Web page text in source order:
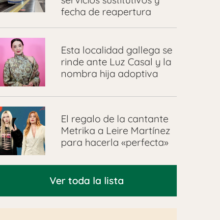
fecha de reapertura
Esta localidad gallega se
rinde ante Luz Casal y la
nombra hija adoptiva
El regalo de la cantante
Metrika a Leire Martínez
para hacerla «perfecta»
Ver toda la lista